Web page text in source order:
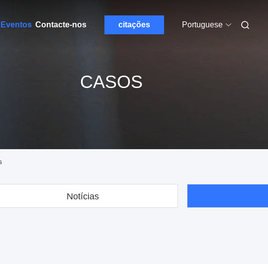
Eventos Contacte-nos citações Portuguese
CASOS
Notícias